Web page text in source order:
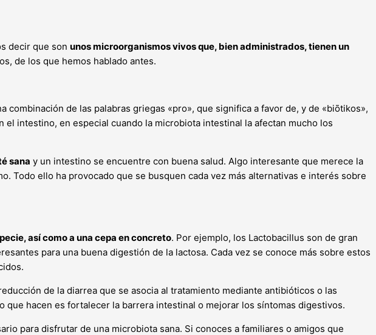
decir que son unos microorganismos vivos que, bien administrados, tienen un
de los que hemos hablado antes.
de las palabras griegas «pro», que significa a favor de, y de «biōtikos»,
intestino, en especial cuando la microbiota intestinal la afectan mucho los
sana y un intestino se encuentre con buena salud. Algo interesante que merece la
Todo ello ha provocado que se busquen cada vez más alternativas e interés sobre
así como a una cepa en concreto. Por ejemplo, los Lactobacillus son de gran
para una buena digestión de la lactosa. Cada vez se conoce más sobre estos
de la diarrea que se asocia al tratamiento mediante antibióticos o las
hacen es fortalecer la barrera intestinal o mejorar los síntomas digestivos.
para disfrutar de una microbiota sana. Si conoces a familiares o amigos que